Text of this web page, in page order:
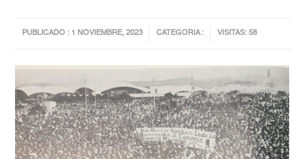
PUBLICADO : 1 NOVIEMBRE, 2023 CATEGORIA : VISITAS: 58